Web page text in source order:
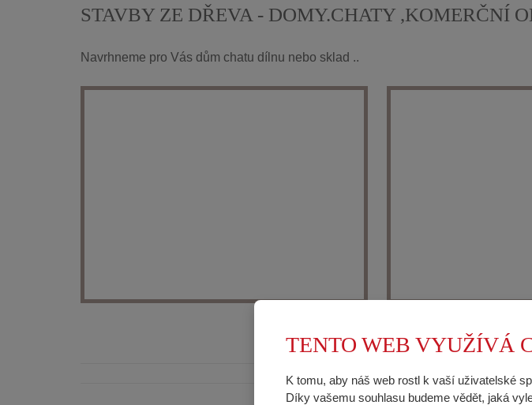
STAVBY ZE DŘEVA - DOMY.CHATY ,KOMERČNÍ
Navrhneme pro Vás dům chatu dílnu nebo sklad ..
TENTO WEB VYUŽÍVÁ
K tomu, aby náš web rostl k vaší uživatelské
Díky vašemu souhlasu budeme vědět, jaká